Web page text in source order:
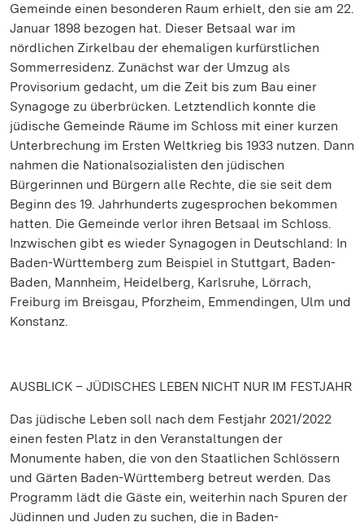
Gemeinde einen besonderen Raum erhielt, den sie am 22.
Januar 1898 bezogen hat. Dieser Betsaal war im
nördlichen Zirkelbau der ehemaligen kurfürstlichen
Sommerresidenz. Zunächst war der Umzug als
Provisorium gedacht, um die Zeit bis zum Bau einer
Synagoge zu überbrücken. Letztendlich konnte die
jüdische Gemeinde Räume im Schloss mit einer kurzen
Unterbrechung im Ersten Weltkrieg bis 1933 nutzen. Dann
nahmen die Nationalsozialisten den jüdischen
Bürgerinnen und Bürgern alle Rechte, die sie seit dem
Beginn des 19. Jahrhunderts zugesprochen bekommen
hatten. Die Gemeinde verlor ihren Betsaal im Schloss.
Inzwischen gibt es wieder Synagogen in Deutschland: In
Baden-Württemberg zum Beispiel in Stuttgart, Baden-
Baden, Mannheim, Heidelberg, Karlsruhe, Lörrach,
Freiburg im Breisgau, Pforzheim, Emmendingen, Ulm und
Konstanz.
AUSBLICK – JÜDISCHES LEBEN NICHT NUR IM FESTJAHR
Das jüdische Leben soll nach dem Festjahr 2021/2022
einen festen Platz in den Veranstaltungen der
Monumente haben, die von den Staatlichen Schlössern
und Gärten Baden-Württemberg betreut werden. Das
Programm lädt die Gäste ein, weiterhin nach Spuren der
Jüdinnen und Juden zu suchen, die in Baden-